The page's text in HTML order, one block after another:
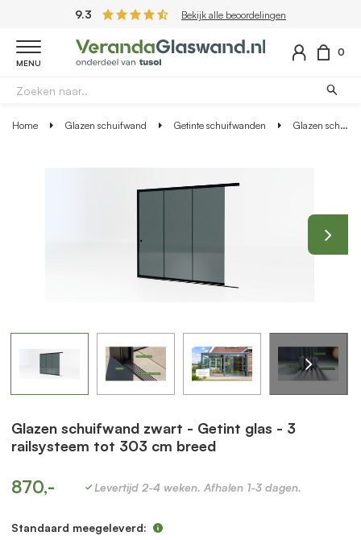
9.3 Bekijk alle beoordelingen
MENU
0
Home Glazen schuifwand Getinte schuifwanden Glazen schuifwand zwart - Getint glas - 3 railsysteem tot 303 cm breed
Glazen schuifwand zwart - Getint glas - 3
railsysteem tot 303 cm breed
870,- Levertijd 2-4 weken. Afhalen 1-3 dagen.
Standaard meegeleverd: